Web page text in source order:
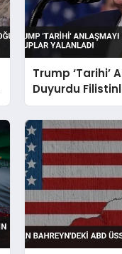
Trump ‘Tarihi’
Duyurdu
Yalanladı